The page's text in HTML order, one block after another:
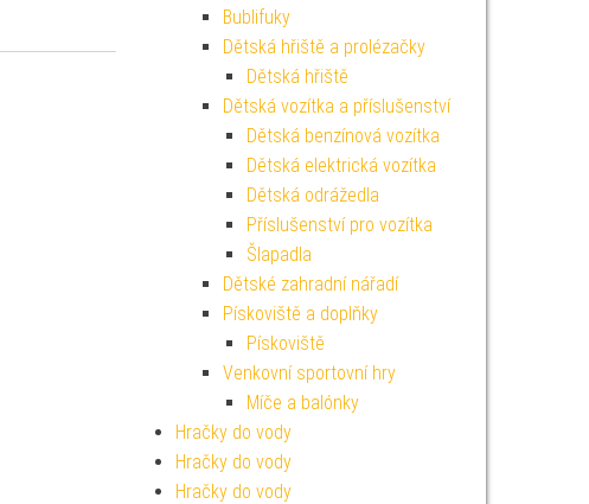
Bublifuky
Dětská hřiště a prolézačky
Dětská hřiště
Dětská vozítka a příslušenství
Dětská benzínová vozítka
Dětská elektrická vozítka
Dětská odrážedla
Příslušenství pro vozítka
Šlapadla
Dětské zahradní nářadí
Pískoviště a doplňky
Pískoviště
Venkovní sportovní hry
Míče a balónky
Hračky do vody
Hračky do vody
Hračky do vody